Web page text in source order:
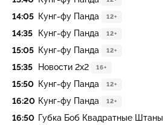
14:05 Кунг-фу Панда 12+
14:35 Кунг-фу Панда 12+
15:05 Кунг-фу Панда 12+
15:35 Новости 2х2 16+
15:50 Кунг-фу Панда 12+
16:20 Кунг-фу Панда 12+
16:50 Губка Боб Квадратные Штаны